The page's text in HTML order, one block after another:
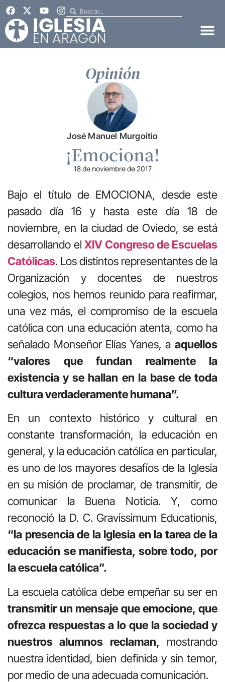
Opinión
José Manuel Murgoitio
¡Emociona!
18 de noviembre de 2017
Bajo el título de EMOCIONA, desde este
pasado día 16 y hasta este día 18 de
noviembre, en la ciudad de Oviedo, se está
desarrollando elXIV Congreso de Escuelas
Católicas. Los distintos representantes de la
Organización y docentes de nuestros
colegios, nos hemos reunido para reafirmar,
una vez más, el compromiso de la escuela
católica con una educación atenta, como ha
señalado Monseñor Elías Yanes, a aquellos
“valores que fundan realmente la
existencia y se hallan en la base de toda
cultura verdaderamente humana”.
En un contexto histórico y cultural en
constante transformación, la educación en
general, y la educación católica en particular,
es uno de los mayores desafíos de la Iglesia
en su misión de proclamar, de transmitir, de
comunicar la Buena Noticia. Y, como
reconoció la D. C. Gravissimum Educationis,
“la presencia de la Iglesia en la tarea de la
educación se manifiesta, sobre todo, por
la escuela católica”.
La escuela católica debe empeñar su ser en
transmitir un mensaje que emocione, que
ofrezca respuestas a lo que la sociedad y
nuestros alumnos reclaman, mostrando
nuestra identidad, bien definida y sin temor,
por medio de una adecuada comunicación.